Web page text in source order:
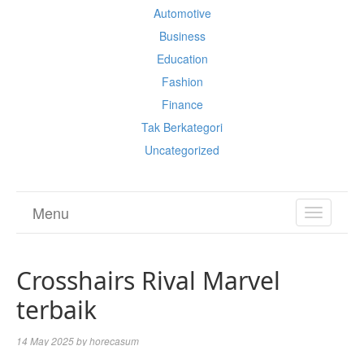
Automotive
Business
Education
Fashion
Finance
Tak Berkategori
Uncategorized
TOGGLE
Menu
Crosshairs Rival Marvel
terbaik
14 May 2025byhorecasum